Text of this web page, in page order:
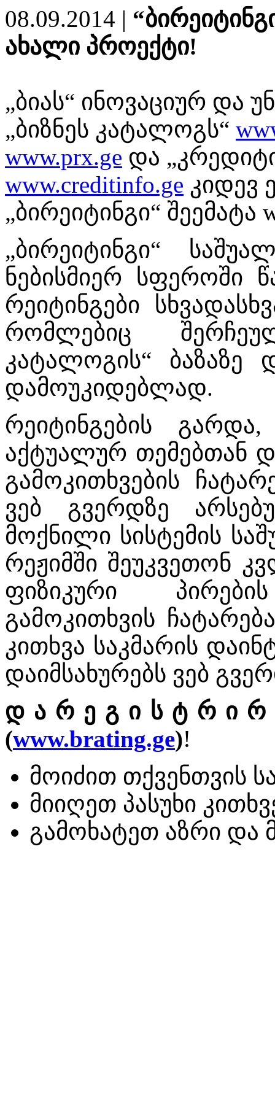
08.09.2014 |
ახალი პროექტი!
„ბიას“ ინოვაციურ და
„ბიზნეს კატალოგს“
www.prx.ge და
www.creditinfo.ge კიდევ
„ბირეიტინგი“ შეემატა
„ბირეიტინგი“
ნებისმიერ სფეროში
რეიტინგები
რომლებიც
კატალოგის“ ბაზაზე
დამოუკიდებლად.
რეიტინგების
აქტუალურ თემებთან
გამოკითხვების
ვებ გვერდზე
მოქნილი სისტემის
რეჟიმში შეუკვეთონ
ფიზიკური
გამოკითხვის
კითხვა საკმარის
დაიმსახურებს ვებ
დ ა რ ე გ ი ს ტ რ ი რ
(www.brating.ge)!
მოიძით თქვენთვის
მიიღეთ პასუხი
გამოხატეთ აზრი და